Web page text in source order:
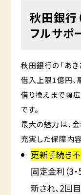
秋田銀行
フルサポ
秋田銀行の「あき
借入上限1億円、
借り換えまで幅
です。
最大の魅力は、
充実した保障内容
更新手続き不
固定金利（3
新され、2回